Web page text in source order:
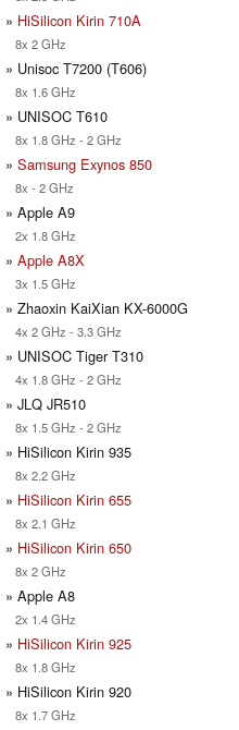
» HiSilicon Kirin 710A
8x 2 GHz
» Unisoc T7200 (T606)
8x 1.6 GHz
» UNISOC T610
8x 1.8 GHz - 2 GHz
» Samsung Exynos 850
8x - 2 GHz
» Apple A9
2x 1.8 GHz
» Apple A8X
3x 1.5 GHz
» Zhaoxin KaiXian KX-6000G
4x 2 GHz - 3.3 GHz
» UNISOC Tiger T310
4x 1.8 GHz - 2 GHz
» JLQ JR510
8x 1.5 GHz - 2 GHz
» HiSilicon Kirin 935
8x 2.2 GHz
» HiSilicon Kirin 655
8x 2.1 GHz
» HiSilicon Kirin 650
8x 2 GHz
» Apple A8
2x 1.4 GHz
» HiSilicon Kirin 925
8x 1.8 GHz
» HiSilicon Kirin 920
8x 1.7 GHz